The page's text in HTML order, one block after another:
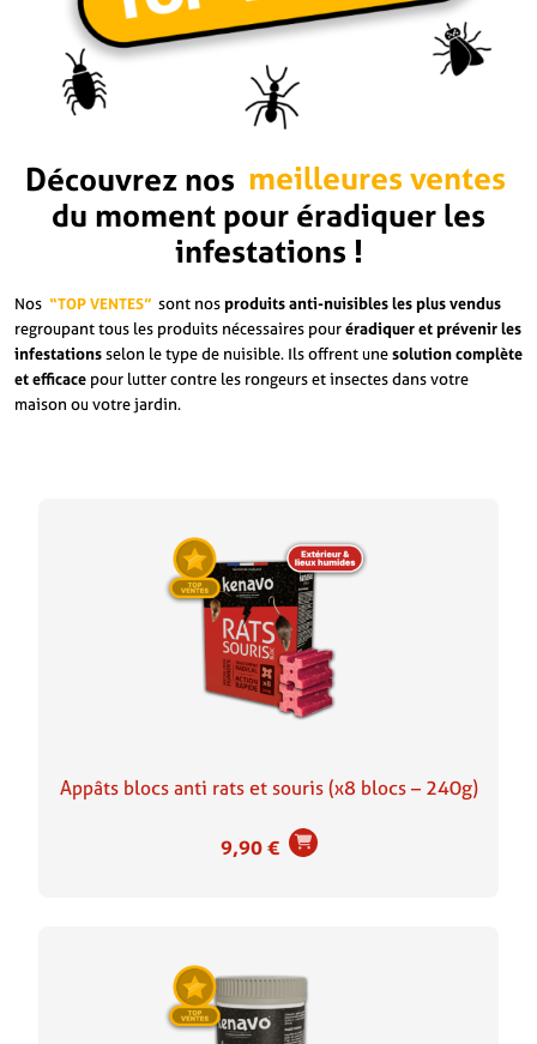
Découvrez nos meilleures ventes
du moment pour éradiquer les
infestations !
Nos “TOP VENTES” sont nosproduits anti-nuisibles les plus vendus
regroupant tous les produits nécessaires pouréradiquer et prévenir les
infestationsselon le type de nuisible. Ils offrent unesolution complète
et efficace pour lutter contre les rongeurs et insectes dans votre
maison ou votre jardin.
Appâts blocs anti rats et souris (x8 blocs – 240g)
9,90€